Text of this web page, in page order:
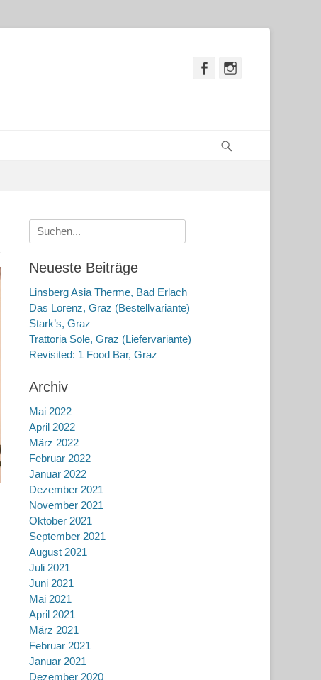
Facebook
Suche
nach:
Neueste Beiträge
Linsberg Asia Therme, Bad Erlach
Das Lorenz, Graz (Bestellvariante)
Stark’s, Graz
Trattoria Sole, Graz (Liefervariante)
Revisited: 1 Food Bar, Graz
Archiv
Mai 2022
April 2022
März 2022
Februar 2022
Januar 2022
Dezember 2021
November 2021
Oktober 2021
September 2021
August 2021
Juli 2021
Juni 2021
Mai 2021
April 2021
März 2021
Februar 2021
Januar 2021
Dezember 2020